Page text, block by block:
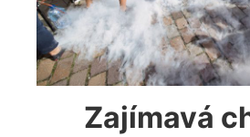
Zajímavá